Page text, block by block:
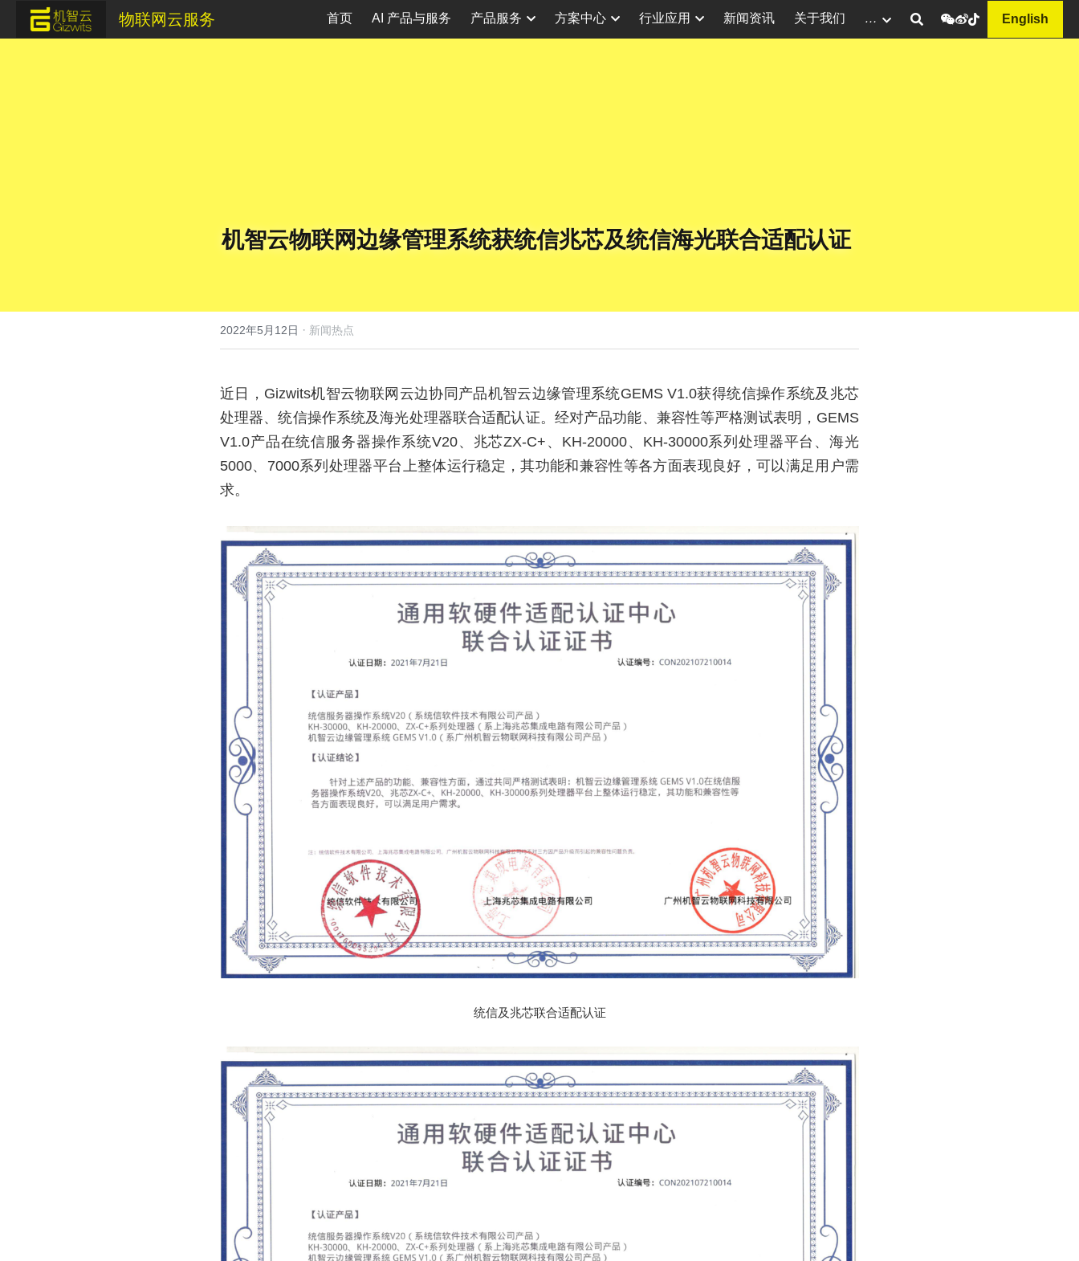
物联网云服务 首页 AI 产品与服务 产品服务 方案中心 行业应用 新闻资讯 关于我们 … English
机智云物联网边缘管理系统获统信兆芯及统信海光联合适配认证
2022年5月12日 · 新闻热点
近日，Gizwits机智云物联网云边协同产品机智云边缘管理系统GEMS V1.0获得统信操作系统及兆芯
处理器、统信操作系统及海光处理器联合适配认证。经对产品功能、兼容性等严格测试表明，GEMS
V1.0产品在统信服务器操作系统V20、兆芯ZX-C+、KH-20000、KH-30000系列处理器平台、海光
5000、7000系列处理器平台上整体运行稳定，其功能和兼容性等各方面表现良好，可以满足用户需
求。
统信及兆芯联合适配认证